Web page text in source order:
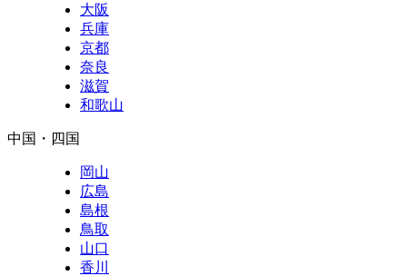
大阪
兵庫
京都
奈良
滋賀
和歌山
中国・四国
岡山
広島
島根
鳥取
山口
香川